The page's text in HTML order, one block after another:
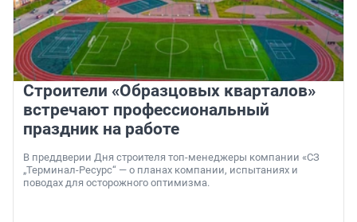
Строители «Образцовых кварталов»
встречают профессиональный
праздник на работе
В преддверии Дня строителя топ-менеджеры компании «СЗ
„Терминал-Ресурс“ — о планах компании, испытаниях и
поводах для осторожного оптимизма.